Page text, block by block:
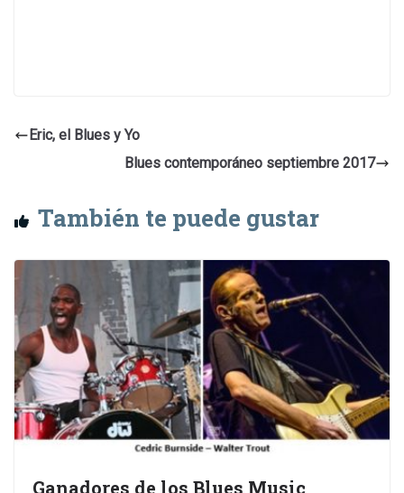
Eric, el Blues y Yo
Blues contemporáneo septiembre 2017
También te puede gustar
Ganadores de los Blues Music